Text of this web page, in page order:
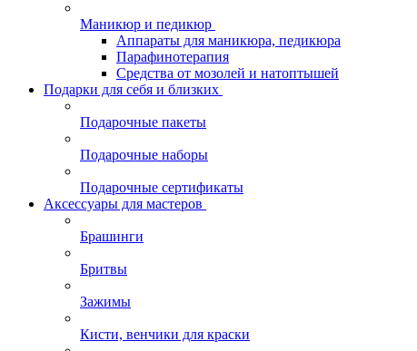
Маникюр и педикюр
Аппараты для маникюра, педикюра
Парафинотерапия
Средства от мозолей и натоптышей
Подарки для себя и близких
Подарочные пакеты
Подарочные наборы
Подарочные сертификаты
Аксессуары для мастеров
Брашинги
Бритвы
Зажимы
Кисти, венчики для краски